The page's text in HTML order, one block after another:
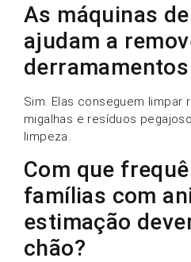
As máquinas
ajudam a
Sim. Elas conseguem limpar
migalhas e resíduos
limpeza.
Com que
famílias com
estimação
chão?